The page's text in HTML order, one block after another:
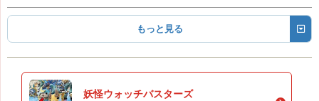
もっと見る
妖怪ウォッチバスターズ